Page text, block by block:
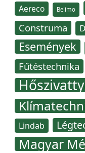
Aereco Belimo
Construma
Események
Fűtéstechnika
Lindab
Magyar